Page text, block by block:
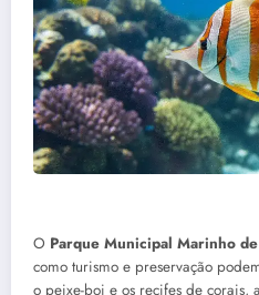
O Parque Municipal Marinho de
como turismo e preservação
o peixe-boi e os recifes de corais,